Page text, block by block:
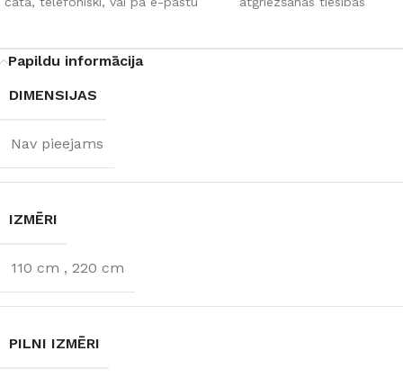
Papildu informācija
DIMENSIJAS
Nav pieejams
IZMĒRI
110 cm , 220 cm
PILNI IZMĒRI